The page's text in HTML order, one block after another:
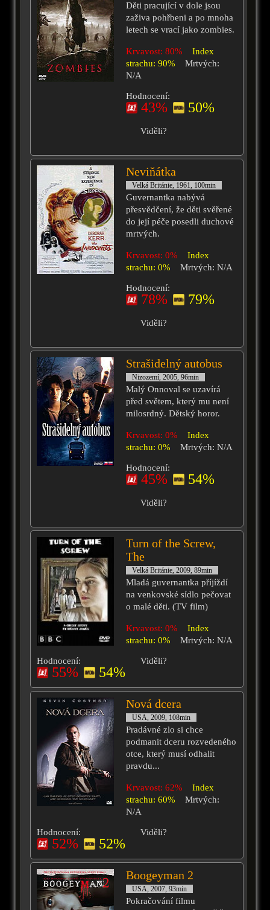
Děti pracující v dole jsou
zaživa pohřbeni a po mnoha
letech se vrací jako zombies.
Krvavost: 80%
Index
strachu: 90%
Mrtvých:
N/A
Hodnocení:
43% 50%
Viděli?
Neviňátka
Velká Británie, 1961, 100min
Guvernantka nabývá
přesvědčení, že děti svěřené
do její péče posedli duchové
mrtvých.
Krvavost: 0%
Index
strachu: 0%
Mrtvých: N/A
Hodnocení:
78% 79%
Viděli?
Strašidelný autobus
Nizozemí, 2005, 96min
Malý Onnoval se uzavírá
před světem, který mu není
milosrdný. Dětský horor.
Krvavost: 0%
Index
strachu: 0%
Mrtvých: N/A
Hodnocení:
45% 54%
Viděli?
Turn of the Screw,
The
Velká Británie, 2009, 89min
Mladá guvernantka příjíždí
na venkovské sídlo pečovat
o malé děti. (TV film)
Krvavost: 0%
Index
strachu: 0%
Mrtvých: N/A
Hodnocení:
55% 54%
Viděli?
Nová dcera
USA, 2009, 108min
Pradávné zlo si chce
podmanit dceru rozvedeného
otce, který musí odhalit
pravdu...
Krvavost: 62%
Index
strachu: 60%
Mrtvých:
N/A
Hodnocení:
52% 52%
Viděli?
Boogeyman 2
USA, 2007, 93min
Pokračování filmu